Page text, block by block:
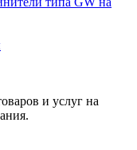
и услуг на